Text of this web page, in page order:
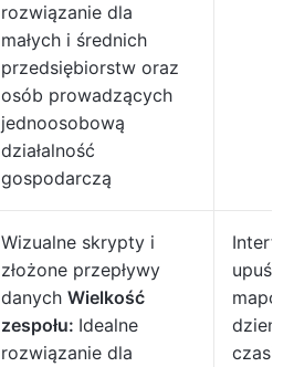
rozwiązanie dla
małych i średnich
przedsiębiorstw oraz
osób prowadzących
jednoosobową
działalność
gospodarczą
Wizualne skrypty i
złożone przepływy
danych Wielkość
zespołu: Idealne
rozwiązanie dla
czasie